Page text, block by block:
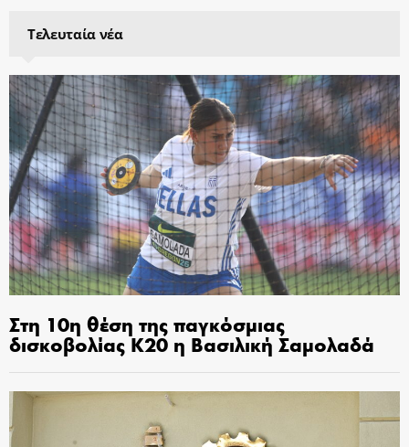
Τελευταία νέα
Στη 10η θέση της παγκόσμιας
δισκοβολίας Κ20 η Βασιλική Σαμολαδά